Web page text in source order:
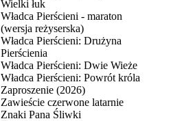
Wielki łuk
Władca Pierścieni - maraton
(wersja reżyserska)
Władca Pierścieni: Drużyna
Pierścienia
Władca Pierścieni: Dwie Wieże
Władca Pierścieni: Powrót króla
Zaproszenie (2026)
Zawieście czerwone latarnie
Znaki Pana Śliwki